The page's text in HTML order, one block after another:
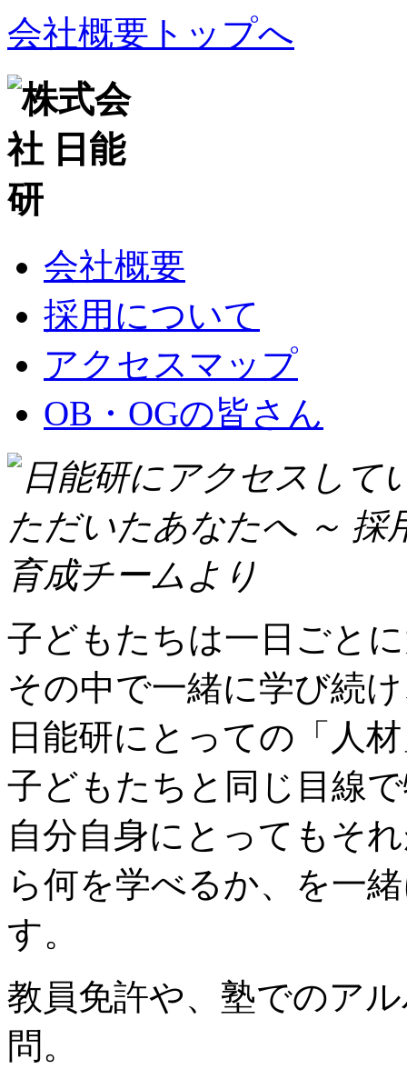
会社概要トップへ
会社概要
採用について
アクセスマップ
OB・OGの皆さん
子どもたちは一日ごと
その中で一緒に学び続
日能研にとっての「人
子どもたちと同じ目線
自分自身にとってもそ
ら何を学べるか、を一
す。
教員免許や、塾でのア
問。